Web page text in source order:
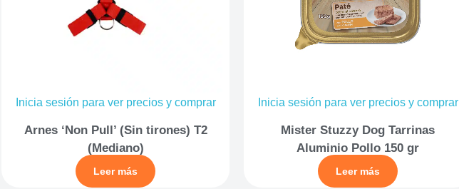
Inicia sesión para ver precios y comprar
Arnes ‘Non Pull’ (Sin tirones) T2
(Mediano)
Leer más
Inicia sesión para ver precios y comprar
Mister Stuzzy Dog Tarrinas
Aluminio Pollo 150 gr
Leer más